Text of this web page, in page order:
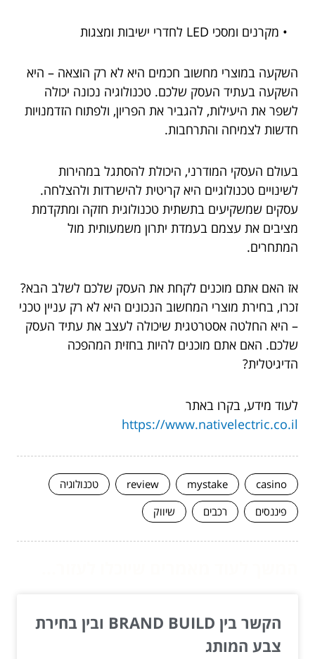
• מקרנים ומסכי LED לחדרי ישיבות ומצגות
השקעה במוצרי מחשוב חכמים היא לא רק הוצאה – היא
השקעה בעתיד העסק שלכם. טכנולוגיה נכונה יכולה
לשפר את היעילות, להגביר את הפריון, ולפתוח הזדמנויות
חדשות לצמיחה והתרחבות.
בעולם העסקי המודרני, היכולת להסתגל במהירות
לשינויים טכנולוגיים היא קריטית להישרדות ולהצלחה.
עסקים שמשקיעים בתשתית טכנולוגית חזקה ומתקדמת
מציבים את עצמם בעמדת יתרון משמעותית מול
המתחרים.
אז האם אתם מוכנים לקחת את העסק שלכם לשלב הבא?
זכרו, בחירת מוצרי המחשוב הנכונים היא לא רק עניין טכני
– היא החלטה אסטרטגית שיכולה לעצב את עתיד העסק
שלכם. האם אתם מוכנים להיות בחזית המהפכה
הדיגיטלית?
לעוד מידע, בקרו באתר
https://www.nativelectric.co.il
casino
mystake
review
טכנולוגיה
פיננסים
רכבים שיווק
הקשר בין BRAND BUILD ובין בחירת
צבע המותג